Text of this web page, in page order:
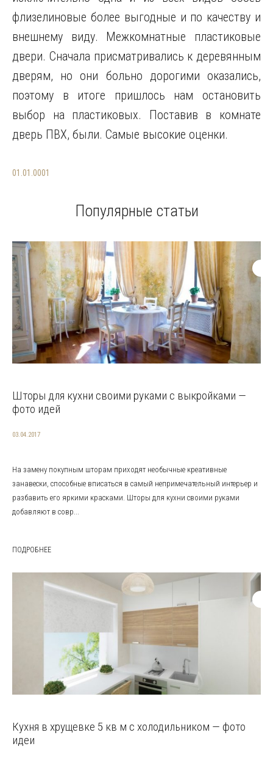
флизелиновые более выгодные и по качеству и
внешнему виду. Межкомнатные пластиковые
двери. Сначала присматривались к деревянным
дверям, но они больно дорогими оказались,
поэтому в итоге пришлось нам остановить
выбор на пластиковых. Поставив в комнате
дверь ПВХ, были. Самые высокие оценки.
01.01.0001
Популярные статьи
Шторы для кухни своими руками с выкройками —
фото идей
03.04.2017
На замену покупным шторам приходят необычные креативные
занавески, способные вписаться в самый непримечательный интерьер и
разбавить его яркими красками. Шторы для кухни своими руками
добавляют в совр...
ПОДРОБНЕЕ
Кухня в хрущевке 5 кв м с холодильником — фото
идеи